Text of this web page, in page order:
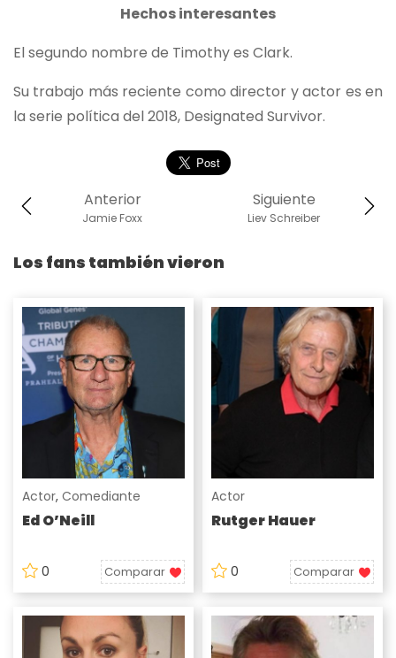
Hechos interesantes
El segundo nombre de Timothy es Clark.
Su trabajo más reciente como director y actor es en
la serie política del 2018, Designated Survivor.
Siguiente
Liev Schreiber
Anterior
Jamie Foxx
Los fans también vieron
Actor, Comediante
Ed O’Neill
0 Comparar
Actor
Rutger Hauer
0 Comparar